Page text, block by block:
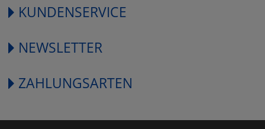
KUNDENSERVICE
NEWSLETTER
ZAHLUNGSARTEN